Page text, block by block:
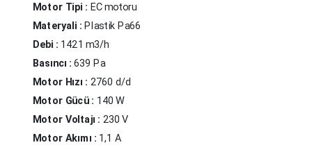
Motor Tipi : EC motoru
Materyali : Plastik Pa66
Debi : 1421 m3/h
Basıncı :639 Pa
Motor Hızı : 2760 d/d
Motor Gücü : 140 W
Motor Voltajı : 230 V
Motor Akımı : 1,1 A